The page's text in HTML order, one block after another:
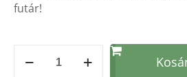
futár!
Jávai